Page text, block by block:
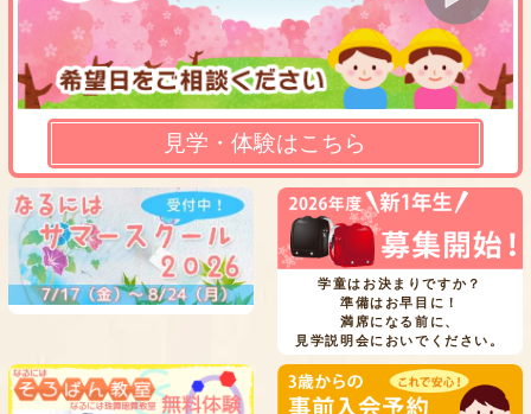
見学・体験はこちら
学童はお決まりですか？
準備はお早目に！
満席になる前に、
見学説明会においでください。